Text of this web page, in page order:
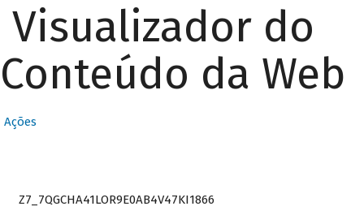
Visualizador do
Conteúdo da Web
Ações
Z7_7QGCHA41LOR9E0AB4V47KI1866